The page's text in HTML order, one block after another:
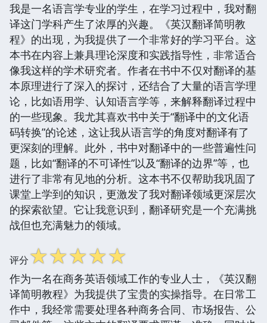
我是一名语言学专业的学生，在学习过程中，我对翻
译这门学科产生了浓厚的兴趣。《英汉翻译简明教
程》的出现，为我提供了一个非常好的学习平台。这
本书在内容上兼具理论深度和实践指导性，非常适合
像我这样的学术研究者。作者在书中不仅对翻译的基
本原理进行了深入的探讨，还结合了大量的语言学理
论，比如语用学、认知语言学等，来解释翻译过程中
的一些现象。我尤其喜欢书中关于“翻译中的文化语
码转换”的论述，这让我从语言学的角度对翻译有了
更深刻的理解。此外，书中对翻译中的一些普遍性问
题，比如“翻译的不可译性”以及“翻译的边界”等，也
进行了非常有见地的分析。这本书不仅帮助我巩固了
课堂上学到的知识，更激发了我对翻译领域更深层次
的探索欲望。它让我意识到，翻译研究是一个充满挑
战但也充满魅力的领域。
评分☆☆☆☆☆
作为一名在商务英语领域工作的专业人士，《英汉翻
译简明教程》为我提供了宝贵的实操指导。在日常工
作中，我经常需要处理各种商务合同、市场报告、公